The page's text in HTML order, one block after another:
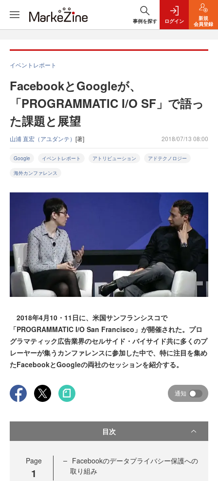
事例を探す ログイン
新規
会員登録
イベントレポート
FacebookとGoogleが、
「PROGRAMMATIC I/O SF」で語っ
た課題と展望
山浦 直宏（アユダンテ） [著] 2018/07/13 08:00
Google イベントレポート アトリビューション アドテクノロジー
海外カンファレンス
2018年4月10・11日に、米国サンフランシスコで
「PROGRAMMATIC I/O San Francisco」が開催された。プロ
グラマティック広告業界のセルサイド・バイサイド共に多くのプ
レーヤーが集うカンファレンスに参加した中で、特に注目を集め
たFacebookとGoogleの両社のセッションを紹介する。
通知
目次
Page
1
Facebookのデータプライバシー保護への
取り組み